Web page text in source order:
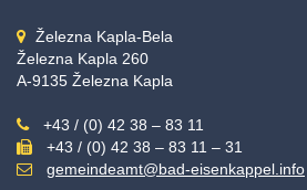
Železna Kapla-Bela
Železna Kapla 260
A-9135 Železna Kapla
+43 / (0) 42 38 – 83 11
+43 / (0) 42 38 – 83 11 – 31
gemeindeamt@bad-eisenkappel.info